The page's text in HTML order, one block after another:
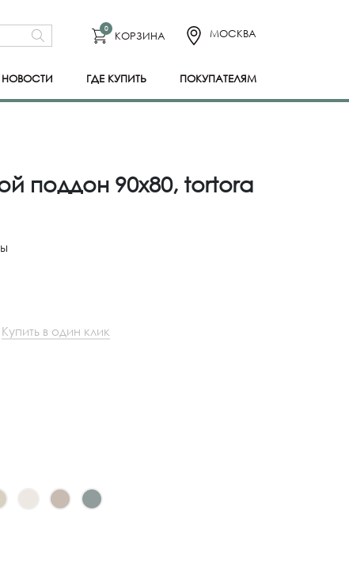
0
КОРЗИНА МОСКВА
НОВОСТИ ГДЕ КУПИТЬ ПОКУПАТЕЛЯМ
поддон 90x80, tortora
Купить в один клик